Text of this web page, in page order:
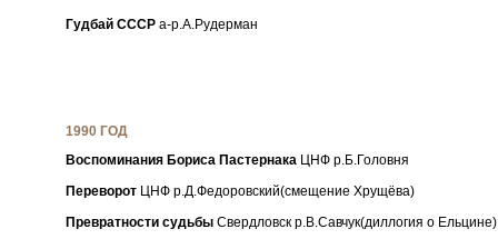
Гудбай СССР а-р.А.Рудерман
1990 ГОД
Воспоминания Бориса Пастернака ЦНФ р.Б.Головня
Переворот ЦНФ р.Д.Федоровский(смещение Хрущёва)
Превратности судьбы Свердловск р.В.Савчук(диллогия о Ельцине)